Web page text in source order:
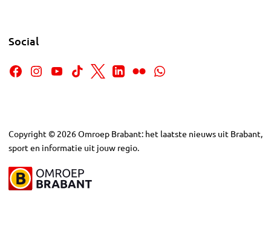
Social
Copyright © 2026Omroep Brabant: het laatste nieuws uit Brabant,
sport en informatie uit jouw regio.